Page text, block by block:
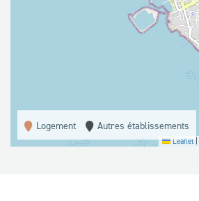
Logement Autres établissements
Leaflet |